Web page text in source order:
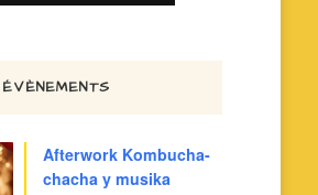
ÉVÈNEMENTS
Afterwork Kombucha-
chacha y musika